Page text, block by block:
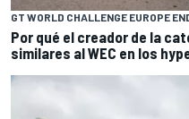
GT WORLD CHALLENGE EUROPE
Por qué el creador de la
similares al WEC en los